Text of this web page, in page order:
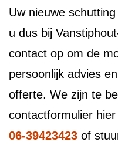
Uw nieuwe
u dus bij
contact op om de
persoonlijk advies
offerte. We zijn te
contactformulier
06-39423423 of